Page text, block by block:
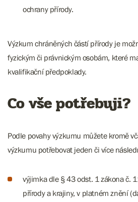
ochrany přírody.
Výzkum chráněných částí přírody je
fyzickým či právnickým osobám, které
kvalifikační předpoklady.
Co vše potřebuji?
Podle povahy výzkumu můžete kromě
výzkumu potřebovat jeden či více
výjimka dle § 43 odst. 1 zákona č.
přírody a krajiny, v platném znění